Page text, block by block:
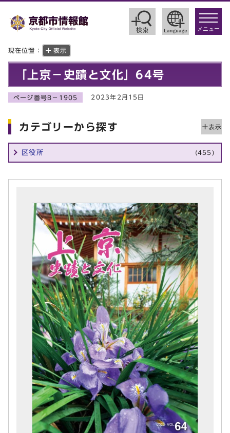
toggle
メニュー
現在位置： 表示
「上京－史蹟と文化」64号
ページ番号B－1905 2023年2月15日
カテゴリーから探す
区役所 (455)